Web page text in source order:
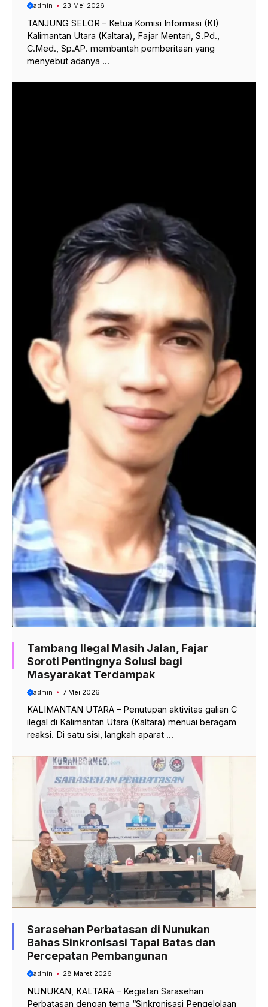
admin 23 Mei 2026
TANJUNG SELOR – Ketua Komisi Informasi (KI)
Kalimantan Utara (Kaltara), Fajar Mentari, S.Pd.,
C.Med., Sp.AP. membantah pemberitaan yang
menyebut adanya ...
Tambang Ilegal Masih Jalan, Fajar
Soroti Pentingnya Solusi bagi
Masyarakat Terdampak
admin 7 Mei 2026
KALIMANTAN UTARA – Penutupan aktivitas galian C
ilegal di Kalimantan Utara (Kaltara) menuai beragam
reaksi. Di satu sisi, langkah aparat ...
Sarasehan Perbatasan di Nunukan
Bahas Sinkronisasi Tapal Batas dan
Percepatan Pembangunan
admin 28 Maret 2026
NUNUKAN, KALTARA – Kegiatan Sarasehan
Perbatasan dengan tema “Sinkronisasi Pengelolaan